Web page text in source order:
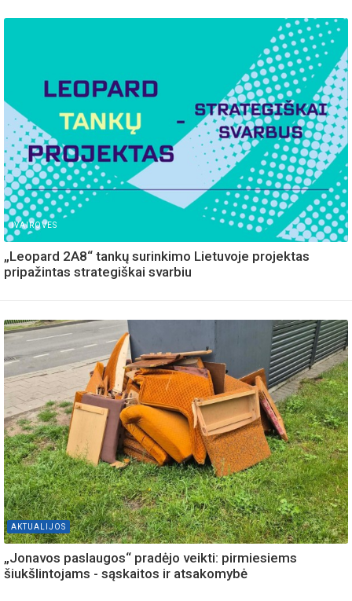
IVAIROVES
„Leopard 2A8“ tankų surinkimo Lietuvoje projektas
pripažintas strategiškai svarbiu
AKTUALIJOS
„Jonavos paslaugos“ pradėjo veikti: pirmiesiems
šiukšlintojams - sąskaitos ir atsakomybė